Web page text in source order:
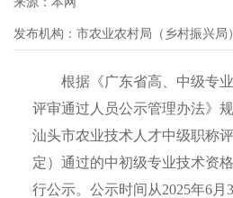
发布机构： 市农业农村局（乡村振兴局）
根据《广东省高、中级专业
评审通过人员公示管理办法》
汕头市农业技术人才中级职称
定）通过的中初级专业技术资
行公示。公示时间从2025年6月